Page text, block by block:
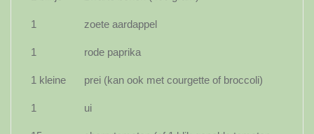
1 zoete aardappel
1 rode paprika
1 kleine prei (kan ook met courgette of broccoli)
1 ui